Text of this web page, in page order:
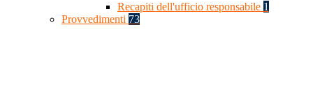
Recapiti dell'ufficio responsabile 1
Provvedimenti 73